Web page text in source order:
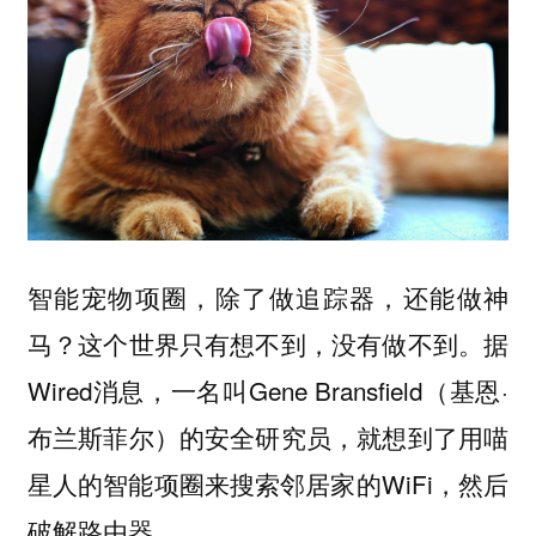
智能宠物项圈，除了做追踪器，还能做神
马？这个世界只有想不到，没有做不到。据
Wired消息，一名叫Gene Bransfield（基恩·
布兰斯菲尔）的安全研究员，就想到了用喵
星人的智能项圈来搜索邻居家的WiFi，然后